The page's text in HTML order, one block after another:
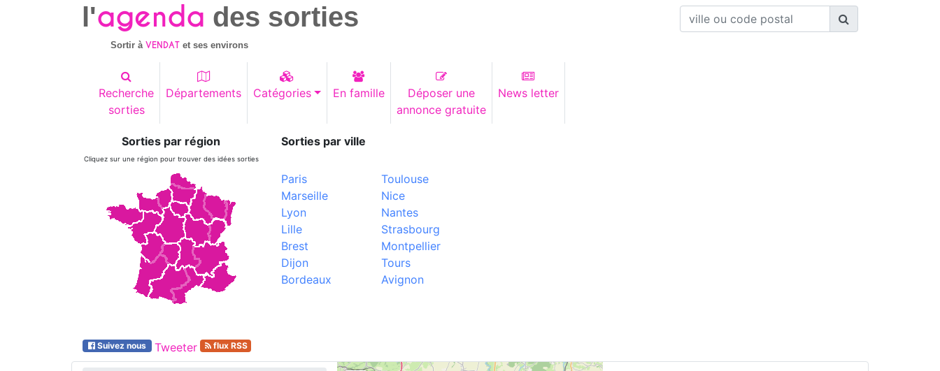
l'agenda des sorties
Sortir àVENDAT et ses environs
Recherche
sorties
Départements Catégories En famille
Déposer une
annonce gratuite
News letter
Sorties par région
Cliquez sur une région pour trouver des idées sorties
Sorties par ville
Paris
Marseille
Lyon
Lille
Brest
Dijon
Bordeaux
Toulouse
Nice
Nantes
Strasbourg
Montpellier
Tours
Avignon
Suivez nous Tweeter flux RSS